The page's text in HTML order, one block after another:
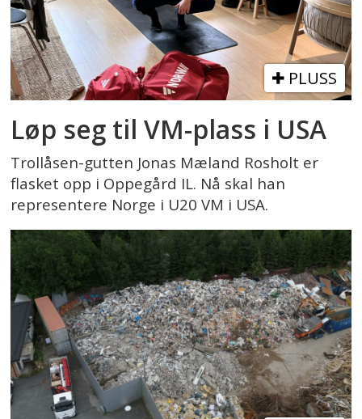
PLUSS
Løp seg til VM-plass i USA
Trollåsen-gutten Jonas Mæland Rosholt er
flasket opp i Oppegård IL. Nå skal han
representere Norge i U20 VM i USA.